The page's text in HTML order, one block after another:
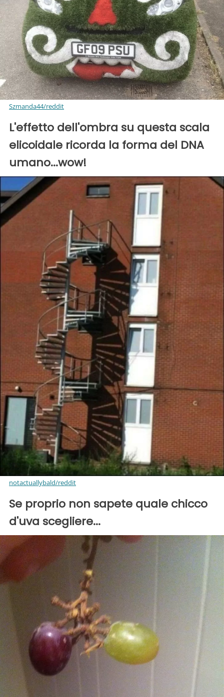
Szmanda44/reddit
L'effetto dell'ombra su questa scala
elicoidale ricorda la forma del DNA
umano...wow!
notactuallybald/reddit
Se proprio non sapete quale chicco
d'uva scegliere...